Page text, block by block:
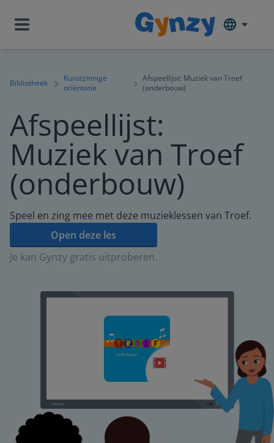
Bibliotheek
Kunstzinnige
oriëntatie
Afspeellijst: Muziek van Troef
(onderbouw)
Afspeellijst:
Muziek van Troef
(onderbouw)
Speel en zing mee met deze muzieklessen van Troef.
Open deze les
Je kan Gynzy gratis uitproberen.